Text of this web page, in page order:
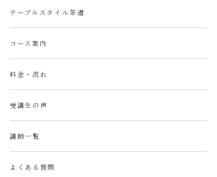
テーブルスタイル茶道
コース案内
料金・流れ
受講生の声
講師一覧
よくある質問